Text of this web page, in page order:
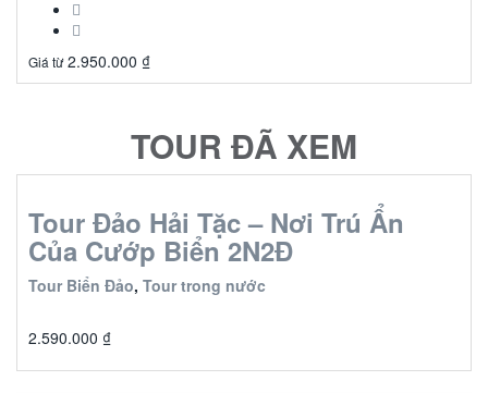
Giá từ 2.950.000 ₫
TOUR ĐÃ XEM
Tour Đảo Hải Tặc – Nơi Trú Ẩn
Của Cướp Biển 2N2Đ
Tour Biển Đảo, Tour trong nước
2.590.000 ₫